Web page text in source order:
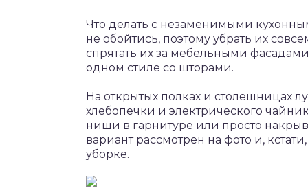
Что делать с незаменимыми
не обойтись, поэтому убрать их
спрятать их за мебельными
одном стиле со шторами.
На открытых полках и столешницах
хлебопечки и электрического
ниши в гарнитуре или просто
вариант рассмотрен на фото и,
уборке.